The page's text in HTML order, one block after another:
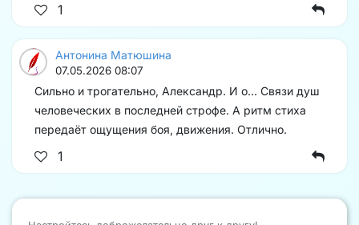
1
Антонина Матюшина
07.05.2026 08:07
Сильно и трогательно, Александр. И о... Связи душ
человеческих в последней строфе. А ритм стиха
передаёт ощущения боя, движения. Отлично.
1